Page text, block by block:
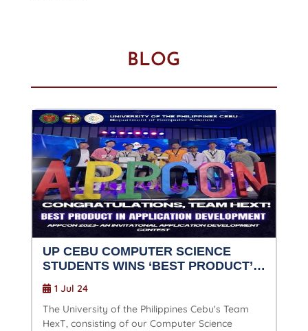
BLOG
UP CEBU COMPUTER SCIENCE
STUDENTS WINS ‘BEST PRODUCT’
AT APPCON 2023
1 Jul 24
The University of the Philippines Cebu's Team
HexT, consisting of our Computer Science